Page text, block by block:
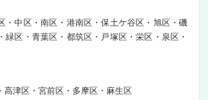
中区 南区 港南区 保土ケ谷区 旭区
磯
緑区 青葉区 都筑区 戸塚区 栄区
泉区
高津区 宮前区 多摩区 麻生区